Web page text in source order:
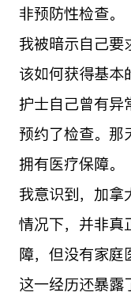
非预防性检查。
我被暗示自己要
该如何获得基本
护士自己曾有异
预约了检查。那
拥有医疗保障。
我意识到，加拿
情况下，并非真
障，但没有家庭
这一经历还暴露